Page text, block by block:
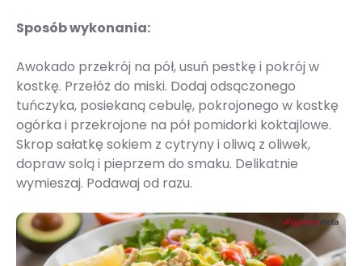
Sposób wykonania:
Awokado przekrój na pół, usuń pestkę i pokrój w
kostkę. Przełóż do miski. Dodaj odsączonego
tuńczyka, posiekaną cebulę, pokrojonego w kostkę
ogórka i przekrojone na pół pomidorki koktajlowe.
Skrop sałatkę sokiem z cytryny i oliwą z oliwek,
dopraw solą i pieprzem do smaku. Delikatnie
wymieszaj. Podawaj od razu.